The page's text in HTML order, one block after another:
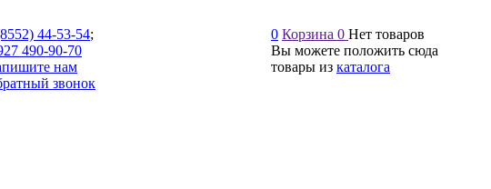
44-53-54;
490-90-70
нам
звонок
0 Корзина 0 Нет товаров
Вы можете положить сюда
товары из каталога